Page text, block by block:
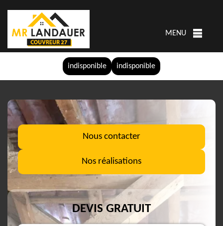
indisponible indisponible
MENU
Nous contacter
Nos réalisations
DEVIS GRATUIT